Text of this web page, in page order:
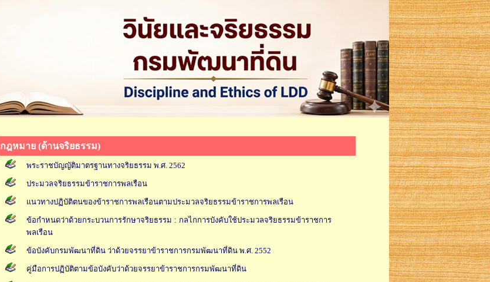
กฎหมาย (ด้านจริยธรรม)
พระราชบัญญัติมาตรฐานทางจริยธรรม พ.ศ. 2562
ประมวลจริยธรรมข้าราชการพลเรือน
แนวทางปฏิบัติตนของข้าราชการพลเรือนตามประมวลจริยธรรมข้าราชการพลเรือน
ข้อกำหนดว่าด้วยกระบวนการรักษาจริยธรรม : กลไกการบังคับใช้ประมวลจริยธรรมข้าราชการ
พลเรือน
ข้อบังคับกรมพัฒนาที่ดิน ว่าด้วยจรรยาข้าราชการกรมพัฒนาที่ดิน พ.ศ. 2552
คู่มือการปฏิบัติตามข้อบังคับว่าด้วยจรรยาข้าราชการกรมพัฒนาที่ดิน